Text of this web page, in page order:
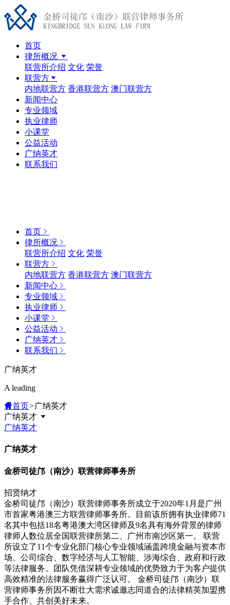
首页
律所概况
联营所介绍 文化 荣誉
联营方
内地联营方 香港联营方 澳门联营方
新闻中心
专业领域
执业律师
小课堂
公益活动
广纳英才
联系我们
首页
律所概况
联营所介绍 文化 荣誉
联营方
内地联营方 香港联营方 澳门联营方
新闻中心
专业领域
执业律师
小课堂
公益活动
广纳英才
联系我们
广纳英才
A leading
首页>广纳英才
广纳英才
广纳英才
广纳英才
金桥司徒邝（南沙）联营律师事务所
招贤纳才
金桥司徒邝（南沙）联营律师事务所成立于2020年1月 是广州
市首家粤港澳三方联营律师事务所。目前该所拥有执业律师71
名其中包括18名粤港澳大湾区律师及9名具有海外背景的律师
律师人数位居全国联营律所第二、广州市南沙区第一。 联营
所设立了11个专业化部门核心专业领域涵盖跨境金融与资本市
场、公司综合、数字经济与人工智能、涉海综合、政府和行政
等法律服务。团队凭借深耕专业领域的优势致力于为客户提供
高效精准的法律服务赢得广泛认可。 金桥司徒邝（南沙）联
营律师事务所因不断壮大需求诚邀志同道合的法律精英加盟携
手合作、共创美好未来。